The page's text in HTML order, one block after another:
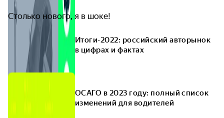
Столько нового, я в шоке!
Итоги-2022: российский авторынок
в цифрах и фактах
ОСАГО в 2023 году: полный список
изменений для водителей